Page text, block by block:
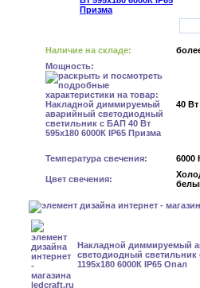
Наличие на складе:
Мощность:
40 Вт
Температура свечения: 6000
Цвет свечения:
Накладной диммируемый
светодиодный светильник
1195x180 6000К IP65 Опал